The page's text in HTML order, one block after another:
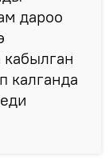
дароо
калганда